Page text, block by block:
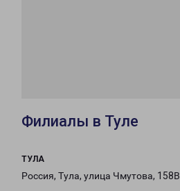
Филиалы в Туле
ТУЛА
Россия, Тула, улица Чмутова, 158В